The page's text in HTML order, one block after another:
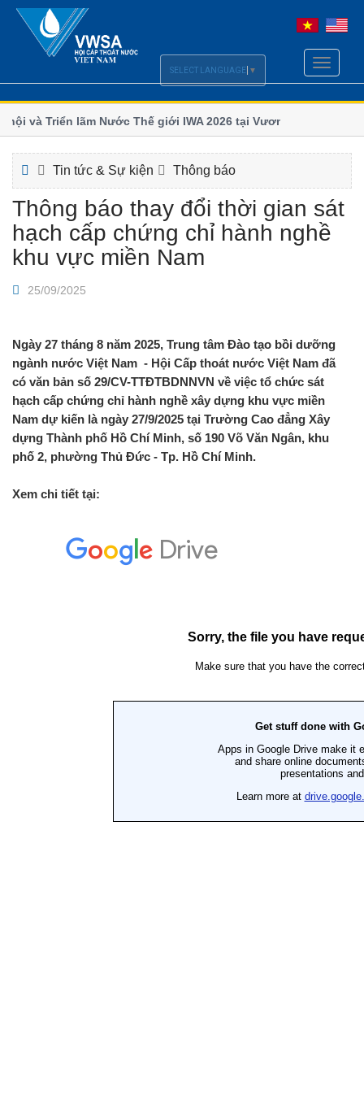
Toggle
và Triển lãm Nước Thế giới IWA 2026 tại Vương quốc
số
và Hội nghị Quốc tế ngành Nước Borneo (BIWWEC
Bộ
Tin tức & Sự kiện Thông báo
Thông báo thay đổi thời gian sát
hạch cấp chứng chỉ hành nghề
khu vực miền Nam
25/09/2025
Ngày 27 tháng 8 năm 2025, Trung tâm Đào tạo bồi dưỡng
ngành nước Việt Nam - Hội Cấp thoát nước Việt Nam đã
có văn bản số 29/CV-TTĐTBDNNVN về việc tổ chức sát
hạch cấp chứng chỉ hành nghề xây dựng khu vực miền
Nam dự kiến là ngày 27/9/2025 tại Trường Cao đẳng Xây
dựng Thành phố Hồ Chí Minh, số 190 Võ Văn Ngân, khu
phố 2, phường Thủ Đức - Tp. Hồ Chí Minh.
Xem chi tiết tại:
SELECT LANGUAGE ▼